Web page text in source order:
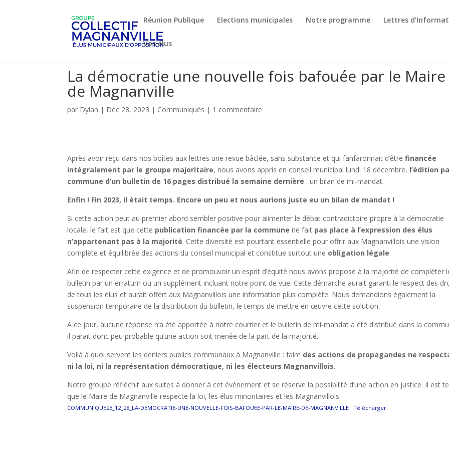
Réunion Publique Elections municipales Notre programme Lettres
Vos élus
La démocratie une nouvelle fois bafouée par le Maire
de Magnanville
par Dylan | Déc 28, 2023 | Communiqués | 1 commentaire
Après avoir reçu dans nos boîtes aux lettres une revue bâclée, sans substance et qui fanfaronnait d’être financée
intégralement par le groupe majoritaire, nous avons appris en conseil municipal lundi 18 décembre, l’édition
commune d’un bulletin de 16 pages distribué la semaine dernière : un bilan de mi-mandat.
Enfin ! Fin 2023, il était temps. Encore un peu et nous aurions juste eu un bilan de mandat !
Si cette action peut au premier abord sembler positive pour alimenter le débat contradictoire propre à la démocratie
locale, le fait est que cette publication financée par la commune ne fait pas place à l’expression des élus
n’appartenant pas à la majorité. Cette diversité est pourtant essentielle pour offrir aux Magnanvillois une vision
complète et équilibrée des actions du conseil municipal et constitue surtout une obligation légale.
Afin de respecter cette exigence et de promouvoir un esprit d’équité nous avons proposé à la majorité de compléter
bulletin par un erratum ou un supplément incluant notre point de vue. Cette démarche aurait garanti le respect des
de tous les élus et aurait offert aux Magnanvillois une information plus complète. Nous demandions également la
suspension temporaire de la distribution du bulletin, le temps de mettre en œuvre cette solution.
A ce jour, aucune réponse n’a été apportée à notre courrier et le bulletin de mi-mandat a été distribué dans la
il parait donc peu probable qu’une action soit menée de la part de la majorité.
Voilà à quoi servent les deniers publics communaux à Magnanville : faire des actions de propagandes ne
ni la loi, ni la représentation démocratique, ni les électeurs Magnanvillois.
Notre groupe réfléchit aux suites à donner à cet évènement et se réserve la possibilité d’une action en justice. Il est
que le Maire de Magnanville respecte la loi, les élus minoritaires et les Magnanvillois.
COMMUNIQUE23_12_28_LA-DEMOCRATIE-UNE-NOUVELLE-FOIS-BAFOUEE-PAR-LE-MAIRE-DE-MAGNANVILLE Télécharger